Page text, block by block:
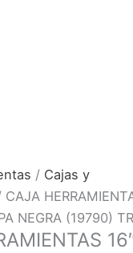
/ Cajas y
CAJA
NEGRA (19790)